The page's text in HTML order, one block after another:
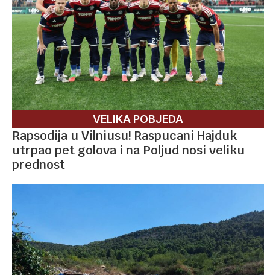
VELIKA POBJEDA
Rapsodija u Vilniusu! Raspucani Hajduk
utrpao pet golova i na Poljud nosi veliku
prednost